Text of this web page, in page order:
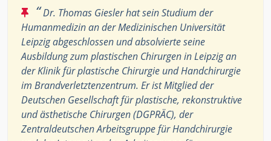
“Dr. Thomas Giesler hat sein Studium der
Humanmedizin an der Medizinischen Universität
Leipzig abgeschlossen und absolvierte seine
Ausbildung zum plastischen Chirurgen in Leipzig an
der Klinik für plastische Chirurgie und Handchirurgie
im Brandverletztenzentrum. Er ist Mitglied der
Deutschen Gesellschaft für plastische, rekonstruktive
und ästhetische Chirurgen (DGPRÄC), der
Zentraldeutschen Arbeitsgruppe für Handchirurgie